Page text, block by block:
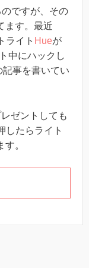
ですが、その
ます。最近
ライト Hueが
中にハックし
事を書いてい
ゼントしても
したらライト
。